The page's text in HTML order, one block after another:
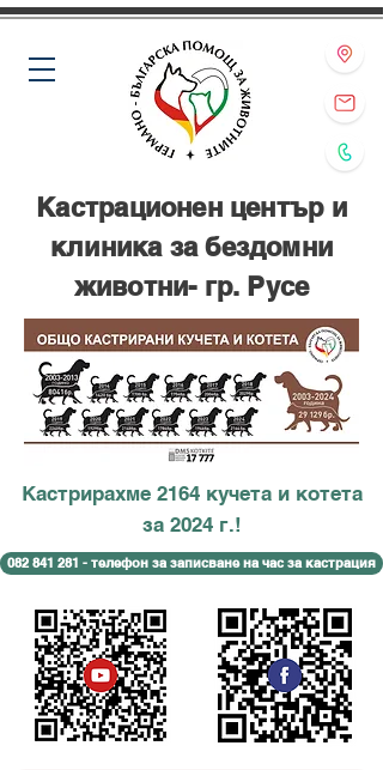
Кастрирахме 2164 кучета и котета
за 2024 г.!
082 841 281 - телефон за записване на час за кастрация
Кастрационен център и
клиника за бездомни
животни- гр. Русе